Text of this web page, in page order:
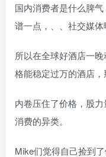
国内消费者是什么脾
谱一点，、、社交媒体
所以在全球好酒店一
格能稳定过万的酒店
内卷压住了价格，股
消费的异类。
Mike们觉得自己捡到